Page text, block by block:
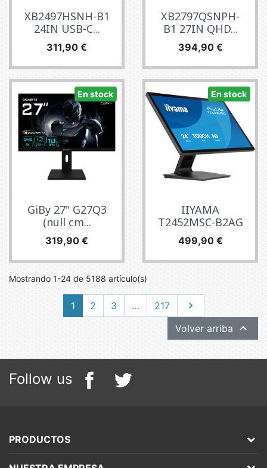
XB2497HSNH-B1
24IN USB-C...
Precio
311,90 €
XB2797QSNPH-
B1 27IN QHD...
Precio
394,90 €
En stock
GiBy 27" G27Q3
(null cm...
Precio
319,90 €
En stock
IIYAMA
T2452MSC-B2AG
Precio
499,90 €
Mostrando 1-24 de 5188 artículo(s)
1 2 3 … 217 Siguiente

Volver arriba 
Follow us
PRODUCTOS